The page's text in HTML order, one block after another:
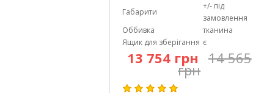
Габарити
+/- під
замовлення
Оббивка
тканина
Ящик для зберігання є
13 754 грн 14 565
грн